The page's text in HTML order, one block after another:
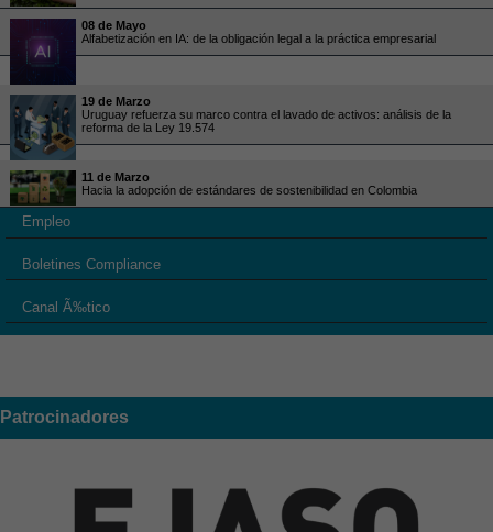
08 de Mayo
Alfabetización en IA: de la obligación legal a la práctica empresarial
19 de Marzo
Uruguay refuerza su marco contra el lavado de activos: análisis de la
reforma de la Ley 19.574
11 de Marzo
Hacia la adopción de estándares de sostenibilidad en Colombia
Empleo
Boletines Compliance
Canal Ã‰tico
Patrocinadores